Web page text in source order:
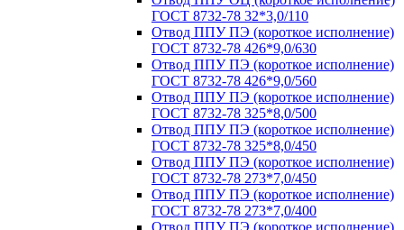
ГОСТ 8732-78 32*3,0/110
Отвод ППУ ПЭ (короткое исполнение)
ГОСТ 8732-78 426*9,0/630
Отвод ППУ ПЭ (короткое исполнение)
ГОСТ 8732-78 426*9,0/560
Отвод ППУ ПЭ (короткое исполнение)
ГОСТ 8732-78 325*8,0/500
Отвод ППУ ПЭ (короткое исполнение)
ГОСТ 8732-78 325*8,0/450
Отвод ППУ ПЭ (короткое исполнение)
ГОСТ 8732-78 273*7,0/450
Отвод ППУ ПЭ (короткое исполнение)
ГОСТ 8732-78 273*7,0/400
Отвод ППУ ПЭ (короткое исполнение)